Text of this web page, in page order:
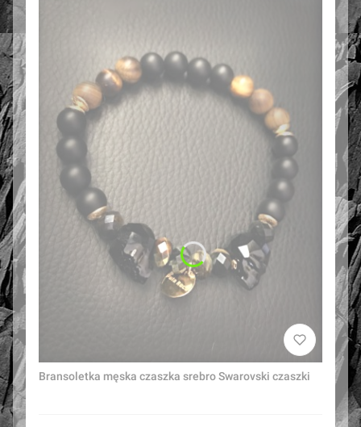
Bransoletka męska czaszka srebro Swarovski czaszki